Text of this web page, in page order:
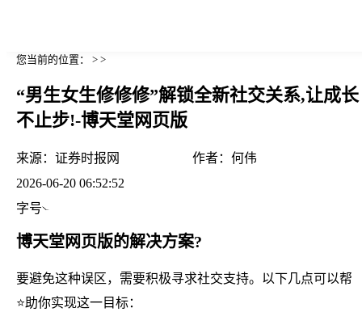
您当前的位置： > >
“男生女生修修修”解锁全新社交关系,让成长
不止步!-博天堂网页版
来源： 证券时报网 作者： 何伟
2026-06-20 06:52:52
字号
博天堂网页版的解决方案?
要避免这种误区，需要积极寻求社交支持。以下几点可以帮
⭐助你实现这一目标：